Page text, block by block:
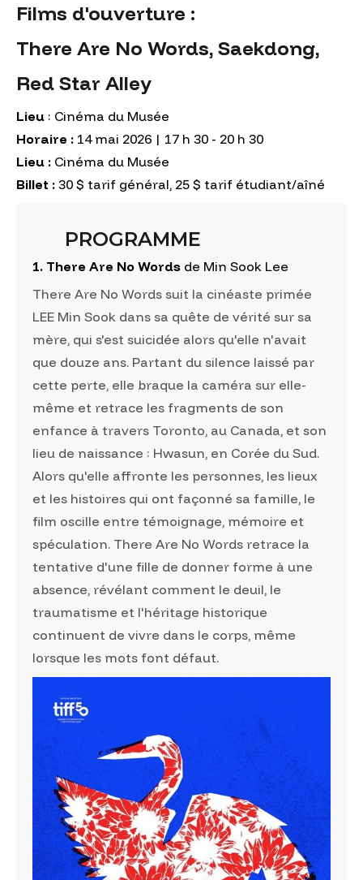
Films d'ouverture :
‍There Are No Words, Saekdong,
Red Star Alley
Lieu : Cinéma du Musée
Horaire : 14 mai 2026 | 17 h 30 - 20 h 30
Lieu : Cinéma du Musée
Billet : 30 $ tarif général, 25 $ tarif étudiant/aîné
PROGRAMME
1. There Are No Words de Min Sook Lee
There Are No Words suit la cinéaste primée
LEE Min Sook dans sa quête de vérité sur sa
mère, qui s'est suicidée alors qu'elle n'avait
que douze ans. Partant du silence laissé par
cette perte, elle braque la caméra sur elle-
même et retrace les fragments de son
enfance à travers Toronto, au Canada, et son
lieu de naissance : Hwasun, en Corée du Sud.
Alors qu'elle affronte les personnes, les lieux
et les histoires qui ont façonné sa famille, le
film oscille entre témoignage, mémoire et
spéculation. There Are No Words retrace la
tentative d'une fille de donner forme à une
absence, révélant comment le deuil, le
traumatisme et l'héritage historique
continuent de vivre dans le corps, même
lorsque les mots font défaut.